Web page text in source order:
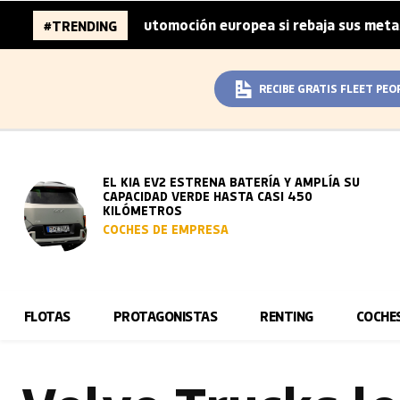
#TRENDING
de la automoción europea si rebaja sus metas de CO₂
RECIBE GRATIS FLEET
EL KIA EV2 ESTRENA BATERÍA Y AMPLÍA SU
CAPACIDAD VERDE HASTA CASI 450
KILÓMETROS
COCHES DE EMPRESA
FLOTAS PROTAGONISTAS RENTING